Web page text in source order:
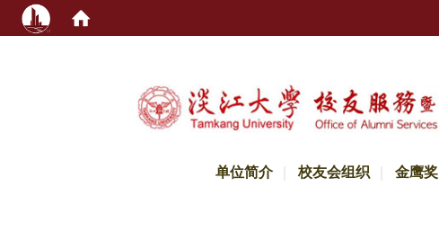
单位简介 校友会组织 金鹰奖